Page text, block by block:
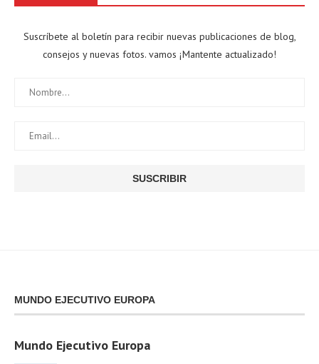
Suscríbete al boletín para recibir nuevas publicaciones de blog,
consejos y nuevas fotos. vamos ¡Mantente actualizado!
MUNDO EJECUTIVO EUROPA
Mundo Ejecutivo Europa